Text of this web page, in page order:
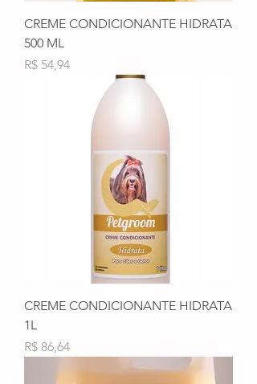
CREME CONDICIONANTE HIDRATA
500 ML
Preço
R$ 54,94
CREME CONDICIONANTE HIDRATA
1L
Preço
R$ 86,64